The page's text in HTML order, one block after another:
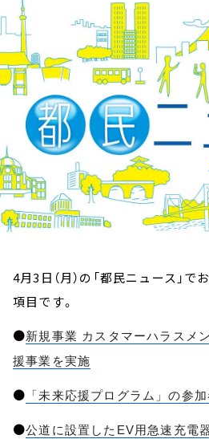
イベント・グッズ
YouTube
会社情報
4月3日（月）の「都民ニュース」
項目です。
●新規事業 カスタマーハラスメ
援事業を実施
● 「未来応援プログラム」の参
●公道に設置したEV用急速充電